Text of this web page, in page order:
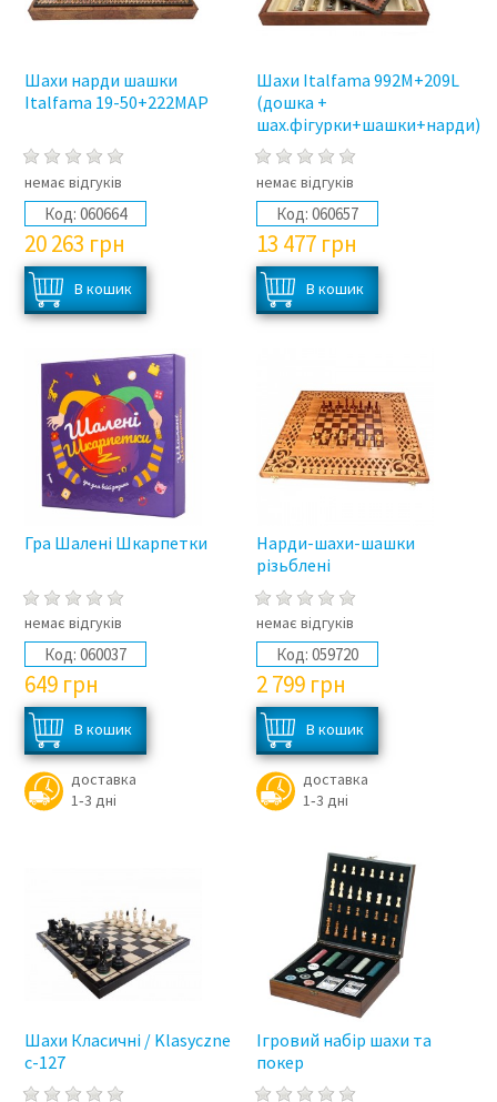
Шахи нарди шашки
Italfama 19-50+222MAP
немає відгуків
Код: 060664
20 263 грн
Шахи Italfama 992M+209L
(дошка +
шах.фігурки+шашки+нарди)
немає відгуків
Код: 060657
13 477 грн
Гра Шалені Шкарпетки
немає відгуків
Код: 060037
649 грн
доставка
1‑3 дні
Нарди-шахи-шашки
різьблені
немає відгуків
Код: 059720
2 799 грн
доставка
1‑3 дні
Шахи Класичні / Klasyczne
с-127
Ігровий набір шахи та
покер